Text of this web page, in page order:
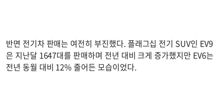
반면 전기차 판매는 여전히 부진했다. 플래그십 전기 SUV인 EV9
은 지난달 1647대를 판매하며 전년 대비 크게 증가했지만 EV6는
전년 동월 대비 12% 줄어든 모습이었다.